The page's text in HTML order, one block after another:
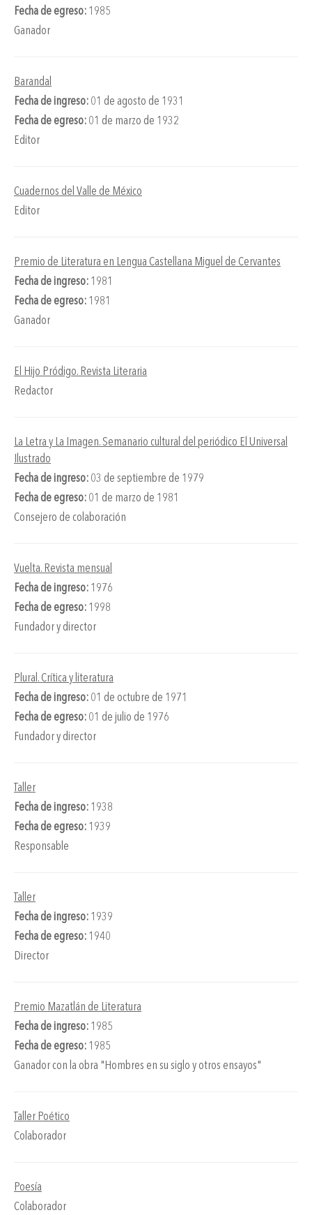
Fecha de egreso: 1985
Ganador
Barandal
Fecha de ingreso: 01 de agosto de 1931
Fecha de egreso: 01 de marzo de 1932
Editor
Cuadernos del Valle de México
Editor
Premio de Literatura en Lengua Castellana Miguel de Cervantes
Fecha de ingreso: 1981
Fecha de egreso: 1981
Ganador
El Hijo Pródigo. Revista Literaria
Redactor
La Letra y La Imagen. Semanario cultural del periódico El Universal
Ilustrado
Fecha de ingreso: 03 de septiembre de 1979
Fecha de egreso: 01 de marzo de 1981
Consejero de colaboración
Vuelta. Revista mensual
Fecha de ingreso: 1976
Fecha de egreso: 1998
Fundador y director
Plural. Crítica y literatura
Fecha de ingreso: 01 de octubre de 1971
Fecha de egreso: 01 de julio de 1976
Fundador y director
Taller
Fecha de ingreso: 1938
Fecha de egreso: 1939
Responsable
Taller
Fecha de ingreso: 1939
Fecha de egreso: 1940
Director
Premio Mazatlán de Literatura
Fecha de ingreso: 1985
Fecha de egreso: 1985
Ganador con la obra "Hombres en su siglo y otros ensayos"
Taller Poético
Colaborador
Poesía
Colaborador